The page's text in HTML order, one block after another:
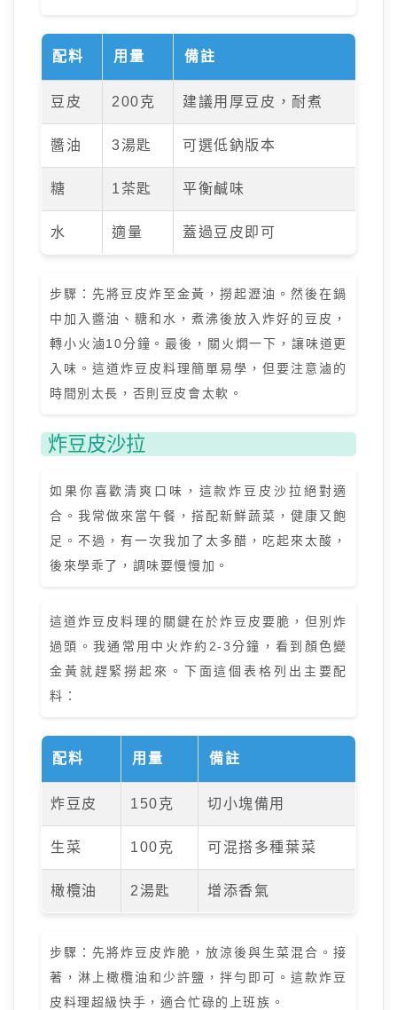
配料 用量 備註
豆皮 200克 建議用厚豆皮，耐煮
醬油 3湯匙 可選低鈉版本
糖 1茶匙 平衡鹹味
水 適量 蓋過豆皮即可
步驟：先將豆皮炸至金黃，撈起瀝油。然後在鍋
中加入醬油、糖和水，煮沸後放入炸好的豆皮，
轉小火滷10分鐘。最後，關火燜一下，讓味道更
入味。這道炸豆皮料理簡單易學，但要注意滷的
時間別太長，否則豆皮會太軟。
炸豆皮沙拉
如果你喜歡清爽口味，這款炸豆皮沙拉絕對適
合。我常做來當午餐，搭配新鮮蔬菜，健康又飽
足。不過，有一次我加了太多醋，吃起來太酸，
後來學乖了，調味要慢慢加。
這道炸豆皮料理的關鍵在於炸豆皮要脆，但別炸
過頭。我通常用中火炸約2-3分鐘，看到顏色變
金黃就趕緊撈起來。下面這個表格列出主要配
料：
配料 用量 備註
炸豆皮 150克 切小塊備用
生菜 100克 可混搭多種葉菜
橄欖油 2湯匙 增添香氣
步驟：先將炸豆皮炸脆，放涼後與生菜混合。接
著，淋上橄欖油和少許鹽，拌勻即可。這款炸豆
皮料理超級快手，適合忙碌的上班族。